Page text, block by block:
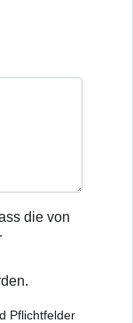
die von
Pflichtfelder